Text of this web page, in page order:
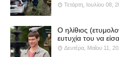
Τετάρτη, Ιουλίου 08,
Ο ηλίθιος
ευτυχία του να
Δευτέρα, Μαΐου 11,